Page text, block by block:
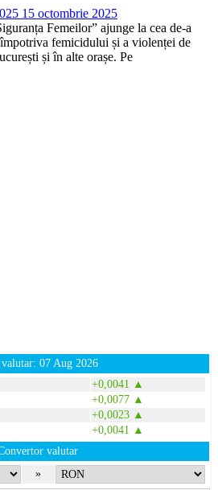
15 octombrie 2025
Femeilor” ajunge la cea de-a
femicidului și a violenței de
și în alte orașe. Pe
valutar: 07 Aug 2026
+0,0041 ▲
+0,0077 ▲
+0,0023 ▲
+0,0041 ▲
valutar
»